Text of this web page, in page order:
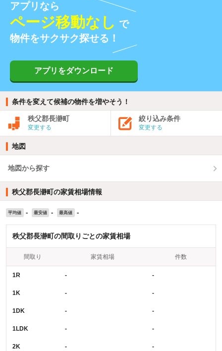
アプリなら
ページ移動なし で
物件をサクサク探せる！
アプリをダウンロード
条件を変えて候補の物件を増やそう！
秩父郡長瀞町
変更する
絞り込み条件
変更する
地図
地図から探す
秩父郡長瀞町の家賃相場情報
平均値 - 最安値 - 最高値 -
秩父郡長瀞町の間取りごとの家賃相場
間取り 家賃相場 件数
1R - -
1K - -
1DK - -
1LDK - -
2K - -